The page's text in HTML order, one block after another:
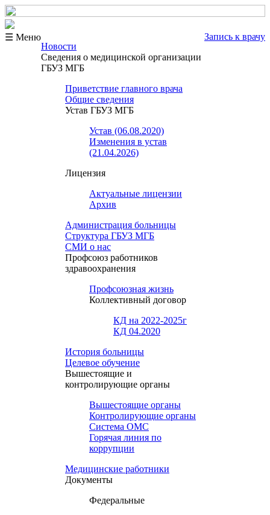
☰ Меню
Запись к врачу
Новости
Сведения о медицинской организации
ГБУЗ МГБ
Приветствие главного врача
Общие сведения
Устав ГБУЗ МГБ
Устав (06.08.2020)
Изменения в устав
(21.04.2026)
Лицензия
Актуальные лицензии
Архив
Администрация больницы
Структура ГБУЗ МГБ
СМИ о нас
Профсоюз работников
здравоохранения
Профсоюзная жизнь
Коллективный договор
КД на 2022-2025г
КД 04.2020
История больницы
Целевое обучение
Вышестоящие и
контролирующие органы
Вышестоящие органы
Контролирующие органы
Система ОМС
Горячая линия по
коррупции
Медицинские работники
Документы
Федеральные